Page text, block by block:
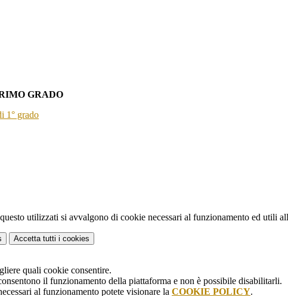
GRADO
1° grado
utilizzati si avvalgono di cookie necessari al funzionamento ed utili
Accetta tutti i cookies
quali cookie consentire.
il funzionamento della piattaforma e non è possibile disabilitarli.
al funzionamento potete visionare la COOKIE POLICY.